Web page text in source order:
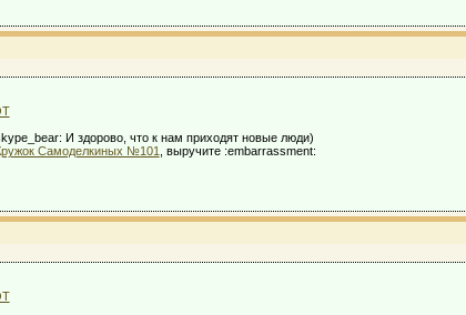
И здорово, что к нам приходят новые люди)
Самоделкиных №101
, выручите :embarrassment: